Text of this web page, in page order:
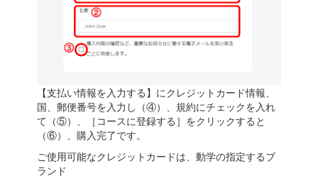
【支払い情報を入力する】にクレジットカード情報、
国、郵便番号を入力し（④）、規約にチェックを入れ
て（⑤）、［コースに登録する］をクリックすると
（⑥）、購入完了です。
ご使用可能なクレジットカードは、動学の指定するブ
ランド